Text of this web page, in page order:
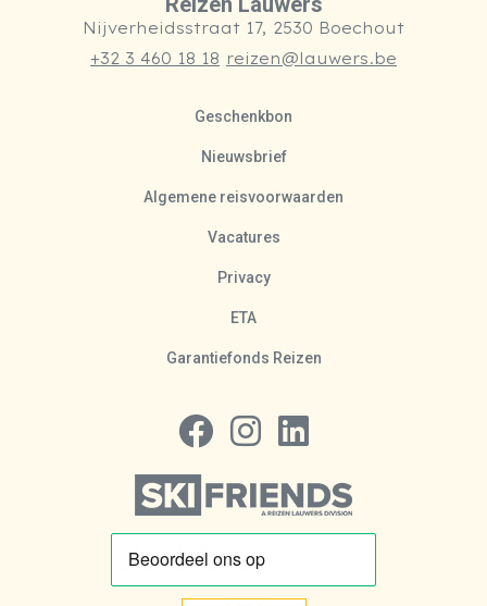
Nijverheidsstraat 17, 2530 Boechout
+32 3 460 18 18 reizen@lauwers.be
Geschenkbon
Nieuwsbrief
Algemene reisvoorwaarden
Vacatures
Privacy
ETA
Garantiefonds Reizen
Volg ons op Facebook
Volg ons op Instagram
Volg ons op LinkedIn